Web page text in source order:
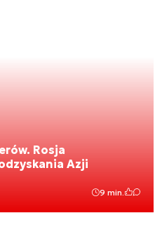
Rosja
Azji
9 min.